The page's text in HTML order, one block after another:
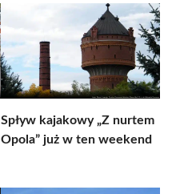
Spływ kajakowy „Z nurtem
Opola” już w ten weekend